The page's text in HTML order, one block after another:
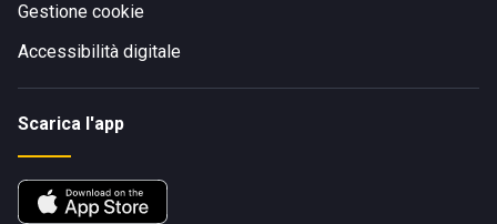
Gestione cookie
Accessibilità digitale
Scarica l'app